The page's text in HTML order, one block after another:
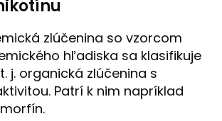
zlúčenina so vzorcom
hľadiska sa klasifikuje
j. organická zlúčenina s
Patrí k nim napríklad